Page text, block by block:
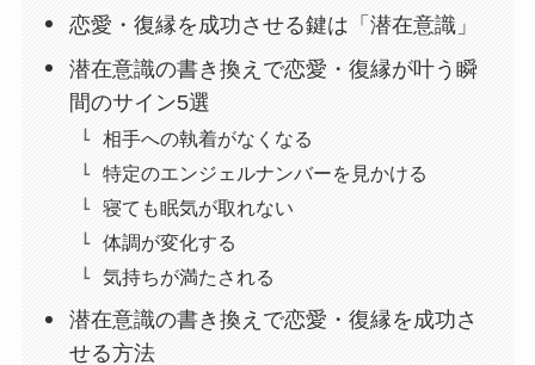
恋愛・復縁を成功させる鍵は「潜在意識」
潜在意識の書き換えで恋愛・復縁が叶う瞬
間のサイン5選
相手への執着がなくなる
特定のエンジェルナンバーを見かける
寝ても眠気が取れない
体調が変化する
気持ちが満たされる
潜在意識の書き換えで恋愛・復縁を成功さ
せる方法